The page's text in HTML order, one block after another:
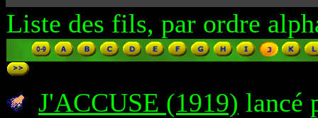
Liste des fils, par ordre
J'ACCUSE (1919) lancé